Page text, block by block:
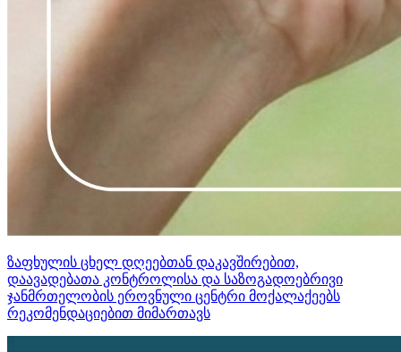
ზაფხულის ცხელ დღეებთან დაკავშირებით,
დაავადებათა კონტროლისა და საზოგადოებრივი
ჯანმრთელობის ეროვნული ცენტრი მოქალაქეებს
რეკომენდაციებით მიმართავს